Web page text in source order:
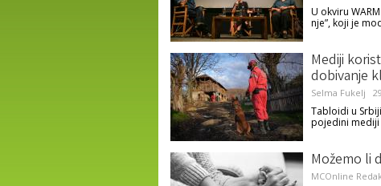
U okviru
nje”, koji je
Mediji
dobivanje
Selma Fukelj
Tabloidi u
pojedini mediji
Možemo li
MCOnline